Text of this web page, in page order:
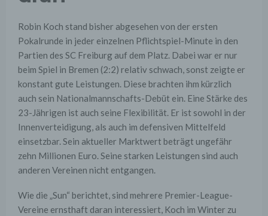
Robin Koch stand bisher abgesehen von der ersten
Pokalrunde in jeder einzelnen Pflichtspiel-Minute in den
Partien des SC Freiburg auf dem Platz. Dabei war er nur
beim Spiel in Bremen (2:2) relativ schwach, sonst zeigte er
konstant gute Leistungen. Diese brachten ihm kürzlich
auch sein Nationalmannschafts-Debüt ein. Eine Stärke des
23-Jährigen ist auch seine Flexibilität. Er ist sowohl in der
Innenverteidigung, als auch im defensiven Mittelfeld
einsetzbar. Sein aktueller Marktwert beträgt ungefähr
zehn Millionen Euro. Seine starken Leistungen sind auch
anderen Vereinen nicht entgangen.
Wie die „Sun“ berichtet, sind mehrere Premier-League-
Vereine ernsthaft daran interessiert, Koch im Winter zu